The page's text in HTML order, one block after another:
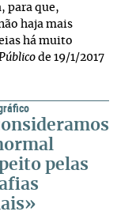
para que,
haja mais
há muito
de 19/1/2017
pelas